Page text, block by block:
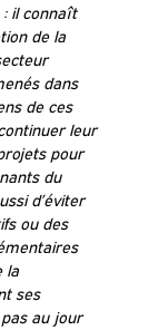
il connaît
de la
dans
de ces
leur
pour
du
d’éviter
ou des
la
ses
au jour